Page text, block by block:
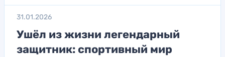
31.01.2026
Ушёл из жизни легендарный
защитник: спортивный мир